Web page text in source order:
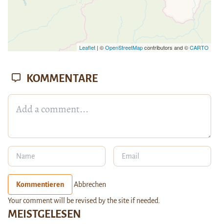
Leaflet| ©OpenStreetMapcontributors and ©CARTO
MEISTGELESEN
KOMMENTARE
Kommentieren Abbrechen
Your comment will be revised by the site if needed.